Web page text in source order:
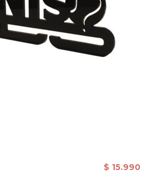
$ 15.990